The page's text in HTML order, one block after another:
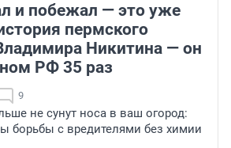
и побежал — это уже
пермского
Никитина — он
РФ 35 раз
9
не сунут носа в ваш огород:
борьбы с вредителями без химии